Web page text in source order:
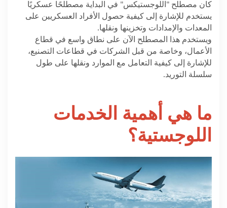
كان مصطلح "اللوجستيكس" في البداية مصطلحًا عسكريًا
يستخدم للإشارة إلى كيفية حصول الأفراد العسكريين على
المعدات والإمدادات وتخزينها ونقلها.
ويستخدم هذا المصطلح الآن على نطاق واسع في قطاع
الأعمال، وخاصة من قبل الشركات في قطاعات التصنيع،
للإشارة إلى كيفية التعامل مع الموارد ونقلها على طول
سلسلة التوريد.
ما هي أهمية الخدمات
اللوجستية؟